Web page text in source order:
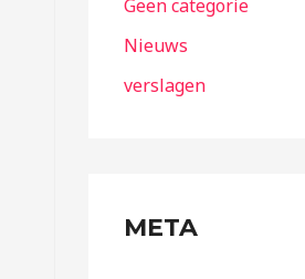
Geen categorie
Nieuws
verslagen
META